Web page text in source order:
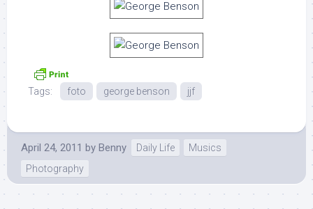
Tags: foto george benson jjf
April 24, 2011 by Benny Daily Life
Musics
Photography